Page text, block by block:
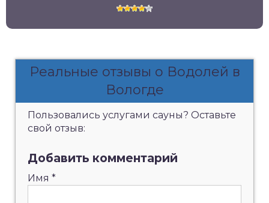
Реальные отзывы о Водолей в
Вологде
Пользовались услугами сауны? Оставьте
свой отзыв:
Добавить комментарий
Имя *